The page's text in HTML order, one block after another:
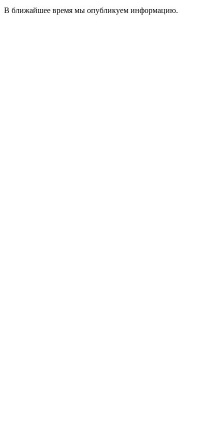
В ближайшее время мы опубликуем информацию.